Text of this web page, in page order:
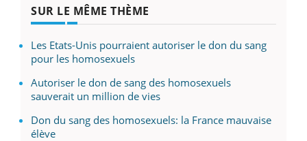
SUR LE MÊME THÈME
Les Etats-Unis pourraient autoriser le don du sang
pour les homosexuels
Autoriser le don de sang des homosexuels
sauverait un million de vies
Don du sang des homosexuels: la France mauvaise
élève